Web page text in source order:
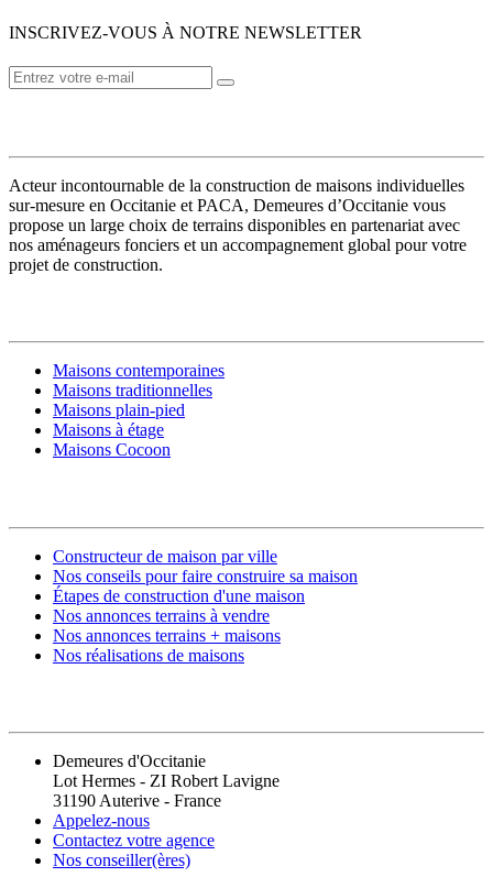
INSCRIVEZ-VOUS À NOTRE NEWSLETTER
Acteur incontournable de la construction de maisons individuelles
sur-mesure en Occitanie et PACA, Demeures d’Occitanie vous
propose un large choix de terrains disponibles en partenariat avec
nos aménageurs fonciers et un accompagnement global pour votre
projet de construction.
Maisons contemporaines
Maisons traditionnelles
Maisons plain-pied
Maisons à étage
Maisons Cocoon
Constructeur de maison par ville
Nos conseils pour faire construire sa maison
Étapes de construction d'une maison
Nos annonces terrains à vendre
Nos annonces terrains + maisons
Nos réalisations de maisons
Demeures d'Occitanie
Lot Hermes - ZI Robert Lavigne
31190 Auterive - France
Appelez-nous
Contactez votre agence
Nos conseiller(ères)